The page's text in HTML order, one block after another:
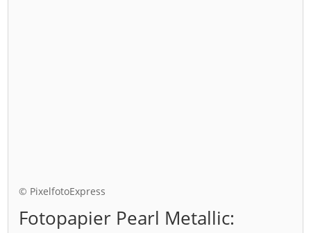
© PixelfotoExpress
Fotopapier Pearl Metallic: